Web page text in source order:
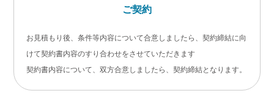
ご契約
お見積もり後、条件等内容について合意しましたら、契約締結に向
けて契約書内容のすり合わせをさせていただきます
契約書内容について、双方合意しましたら、契約締結となります。